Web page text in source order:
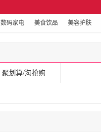
数码家电 美食饮品 美容护肤
聚划算/淘抢购